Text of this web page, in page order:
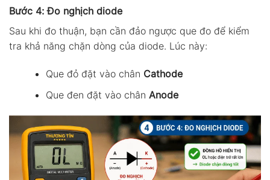
Bước 4: Đo nghịch diode
Sau khi đo thuận, bạn cần đảo ngược que đo để kiểm
tra khả năng chặn dòng của diode. Lúc này:
Que đỏ đặt vào chân Cathode
Que đen đặt vào chân Anode